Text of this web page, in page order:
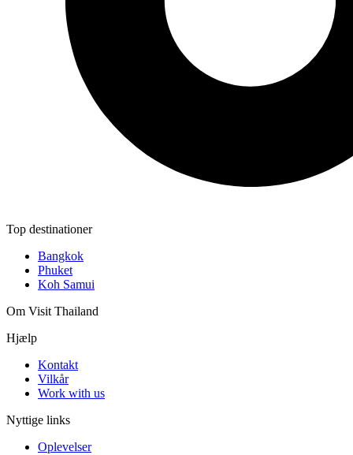
Top destinationer
Bangkok
Phuket
Koh Samui
Om Visit Thailand
Hjælp
Kontakt
Vilkår
Work with us
Nyttige links
Oplevelser